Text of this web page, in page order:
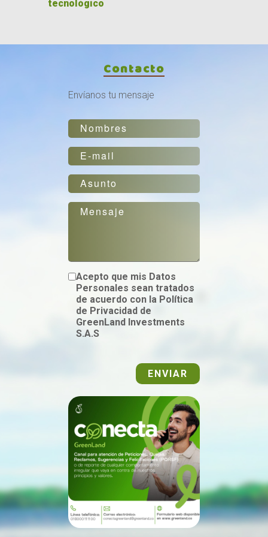
tecnológico
Contacto
Envíanos tu mensaje
Acepto que mis Datos
Personales sean tratados
de acuerdo con la Política
de Privacidad de
GreenLand Investments
S.A.S
ENVIAR